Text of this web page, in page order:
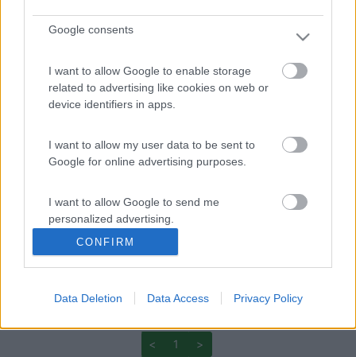
Google consents
I want to allow Google to enable storage
related to advertising like cookies on web or
device identifiers in apps.
I want to allow my user data to be sent to
Google for online advertising purposes.
I want to allow Google to send me
personalized advertising.
I want to allow Google to enable storage
device identifiers in apps.
I want to allow Google to enable storage
related to functionality of the website or app.
CONFIRM
Data Deletion Data Access Privacy Policy
ecostar
Inserito il06/01/2018 alle:18:36:01
dipende dal marchio e modello di pompa sommersa , alcune
(quelle più serie) hanno la ritegno incorporata mentre in altre
mandata pompa , comunque se sul tubo che parte dalla pompa
non hai notato nessuna valvola sicuramente è incorporata nella
pompa , visto che la pompa funziona regolarmente potresti
mandata pampa subito dopo la stessa pompa , valvola di
ritegno e di non ritorno sono la stessa cosa
mario
< 1 >